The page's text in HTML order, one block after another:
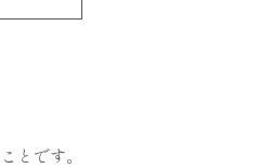
とです。